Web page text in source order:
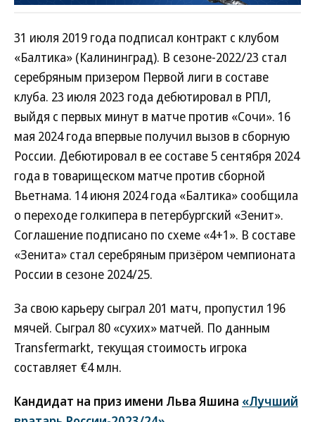
31 июля 2019 года подписал контракт с клубом
«Балтика» (Калининград). В сезоне-2022/23 стал
серебряным призером Первой лиги в составе
клуба. 23 июля 2023 года дебютировал в РПЛ,
выйдя с первых минут в матче против «Сочи». 16
мая 2024 года впервые получил вызов в сборную
России. Дебютировал в ее составе 5 сентября 2024
года в товарищеском матче против сборной
Вьетнама. 14 июня 2024 года «Балтика» сообщила
о переходе голкипера в петербургский «Зенит».
Соглашение подписано по схеме «4+1». В составе
«Зенита» стал серебряным призёром чемпионата
России в сезоне 2024/25.
За свою карьеру сыграл 201 матч, пропустил 196
мячей. Сыграл 80 «сухих» матчей. По данным
Transfermarkt, текущая стоимость игрока
составляет €4 млн.
Кандидат на приз имени Льва Яшина «Лучший